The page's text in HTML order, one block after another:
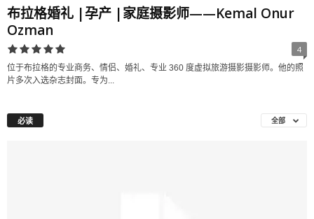
布拉格婚礼 |孕产 |家庭摄影师——Kemal Onur
Ozman
4
位于布拉格的专业商务、情侣、婚礼、专业 360 度虚拟旅游摄影摄影师。他的照
片多次入选杂志封面。专为...
必读 全部